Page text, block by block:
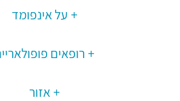
על אינפומד
רופאים
אזור